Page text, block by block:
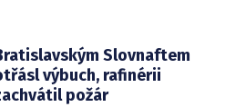
Slovnaftem
výbuch, rafinérii
požár